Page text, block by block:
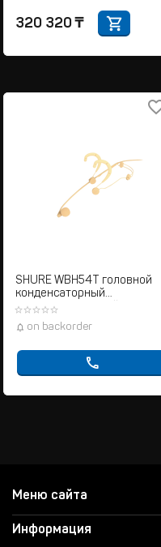
320 320 ₸
SHURE WBH54T головной
конденсаторный
суперкардиоидный
микрофон, разъемTA4F (для
радиосистем), телесн
on backorder
Меню сайта
Информация